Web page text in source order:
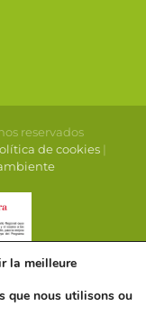
reservados
de cookies |
la meilleure
que nous utilisons ou